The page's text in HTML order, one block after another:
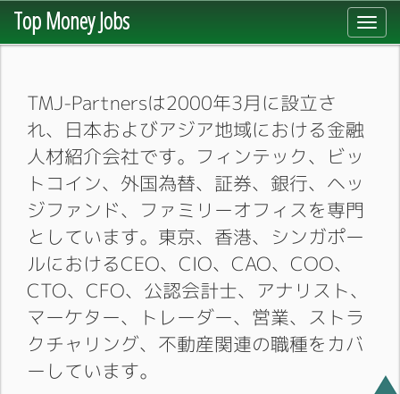
Top Money Jobs
TMJ-Partnersは2000年3月に設立さ
れ、日本およびアジア地域における金融
人材紹介会社です。フィンテック、ビッ
トコイン、外国為替、証券、銀行、ヘッ
ジファンド、ファミリーオフィスを専門
としています。東京、香港、シンガポー
ルにおけるCEO、CIO、CAO、COO、
CTO、CFO、公認会計士、アナリスト、
マーケター、トレーダー、営業、ストラ
クチャリング、不動産関連の職種をカバ
ーしています。